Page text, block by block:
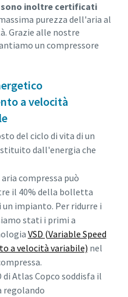
inoltre certificati
purezza dell'aria al
Grazie alle nostre
un compressore
a velocità
del ciclo di vita di un
dall'energia che
compressa può
il 40% della bolletta
impianto. Per ridurre i
stati i primi a
VSD (Variable Speed
a velocità variabile) nel
di Atlas Copco soddisfa il
regolando